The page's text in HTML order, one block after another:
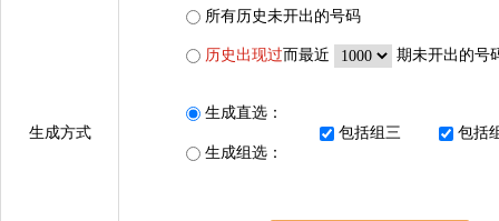
所有历史未开出的号码
历史出现过而最近 期未开出的号
生成方式
生成直选：
包括组三
包括
生成组选：